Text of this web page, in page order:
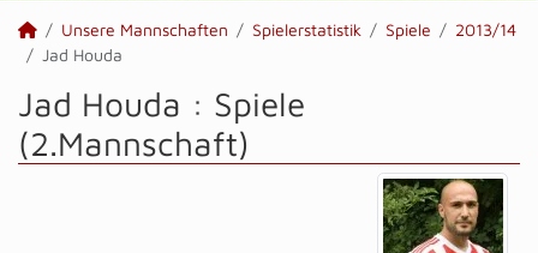
Unsere Mannschaften Spielerstatistik Spiele
2013/14
Jad Houda
Jad Houda : Spiele
(2.Mannschaft)